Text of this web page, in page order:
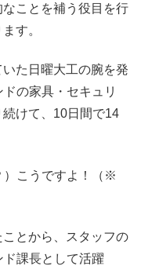
ことを補う役目を行
す。
いた日曜大工の腕を発
の家具・セキュリ
けて、10日間で14
）こうですよ！（※
とから、スタッフの
課長として活躍